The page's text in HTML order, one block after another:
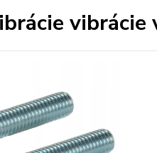
vibrácie